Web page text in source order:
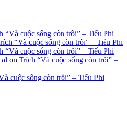
“Và cuộc sống còn trôi” – Tiểu Phi
“Và cuộc sống còn trôi” – Tiểu Phi
“Và cuộc sống còn trôi” – Tiểu Phi
al on Trích “Và cuộc sống còn trôi” –
cuộc sống còn trôi” – Tiểu Phi